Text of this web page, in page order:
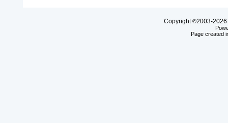
Copyright©2003-2026
Page created